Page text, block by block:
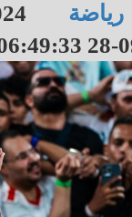
رياضة
09-28